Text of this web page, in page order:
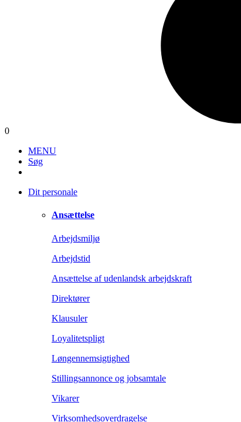
0
MENU
Søg
Dit personale
Ansættelse
Arbejdsmiljø
Arbejdstid
Ansættelse af udenlandsk arbejdskraft
Direktører
Klausuler
Loyalitetspligt
Løngennemsigtighed
Stillingsannonce og jobsamtale
Vikarer
Virksomhedsoverdragelse